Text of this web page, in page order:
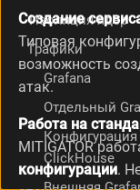
Создание
Типовая
возможность
атак.
Работа на
MITIGATOR
конфигурации.
Изоляция ядер
Графики
Grafana
Отдельный
Конфигурация
ClickHouse